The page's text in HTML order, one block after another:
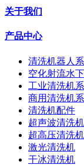
关于我们
产品中心
清洗机器人
空化射流水
工业清洗机
商用清洗机
清洗机配件
超声波清洗机
超高压清洗机
激光清洗机
干冰清洗机